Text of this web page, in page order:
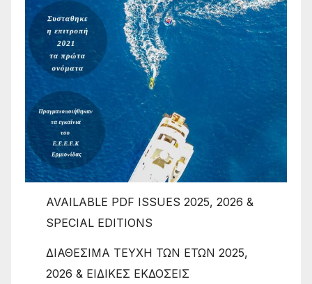
AVAILABLE PDF ISSUES 2025, 2026 &
SPECIAL EDITIONS
ΔΙΑΘΕΣΙΜΑ ΤΕΥΧΗ ΤΩΝ ΕΤΩΝ 2025,
2026 & ΕΙΔΙΚΕΣ ΕΚΔΟΣΕΙΣ